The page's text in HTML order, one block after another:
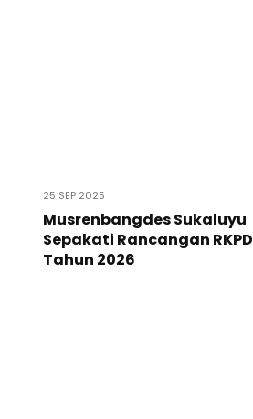
25 SEP 2025
Musrenbangdes Sukaluyu
Sepakati Rancangan RKPD
Tahun 2026